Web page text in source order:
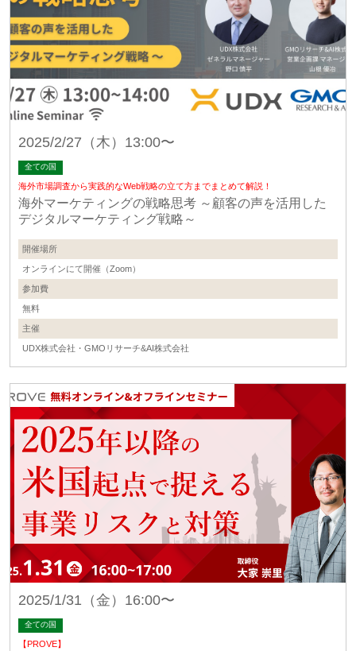
2025/2/27（木）13:00〜
全ての国
海外市場調査から実践的なWeb戦略の立て方までまとめて解説！
海外マーケティングの戦略思考 ～顧客の声を活用した
デジタルマーケティング戦略～
開催場所
オンラインにて開催（Zoom）
参加費
無料
主催
UDX株式会社・GMOリサーチ&AI株式会社
2025/1/31（金）16:00〜
全ての国
【PROVE】